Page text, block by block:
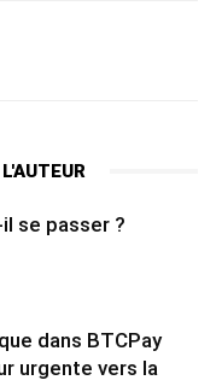
se passer ?
dans BTCPay
urgente vers la